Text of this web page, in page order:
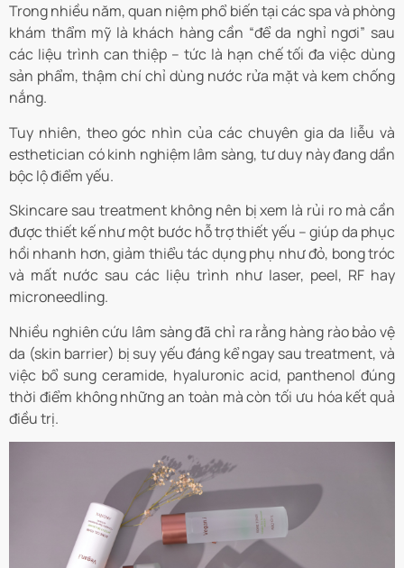
Trong nhiều năm, quan niệm phổ biến tại các spa và phòng
khám thẩm mỹ là khách hàng cần “để da nghỉ ngơi” sau
các liệu trình can thiệp – tức là hạn chế tối đa việc dùng
sản phẩm, thậm chí chỉ dùng nước rửa mặt và kem chống
nắng.
Tuy nhiên, theo góc nhìn của các chuyên gia da liễu và
esthetician có kinh nghiệm lâm sàng, tư duy này đang dần
bộc lộ điểm yếu.
Skincare sau treatment không nên bị xem là rủi ro mà cần
được thiết kế như một bước hỗ trợ thiết yếu – giúp da phục
hồi nhanh hơn, giảm thiểu tác dụng phụ như đỏ, bong tróc
và mất nước sau các liệu trình như laser, peel, RF hay
microneedling.
Nhiều nghiên cứu lâm sàng đã chỉ ra rằng hàng rào bảo vệ
da (skin barrier) bị suy yếu đáng kể ngay sau treatment, và
việc bổ sung ceramide, hyaluronic acid, panthenol đúng
thời điểm không những an toàn mà còn tối ưu hóa kết quả
điều trị.